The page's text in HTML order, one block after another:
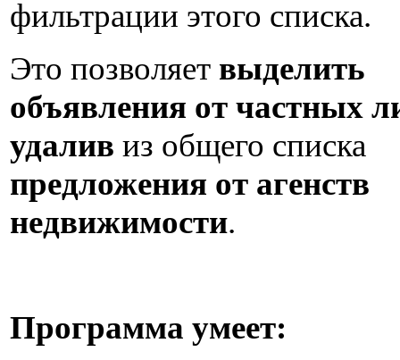
фильтрации этого списка.
Это позволяет выделить
объявления от частных
удалив из общего списка
предложения от агенств
недвижимости.
Программа умеет: